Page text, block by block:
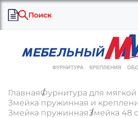
Поиск
ГлавнаяФурнитура для
Змейка пружинная и
Змейка пружиннаяЗмейка 48